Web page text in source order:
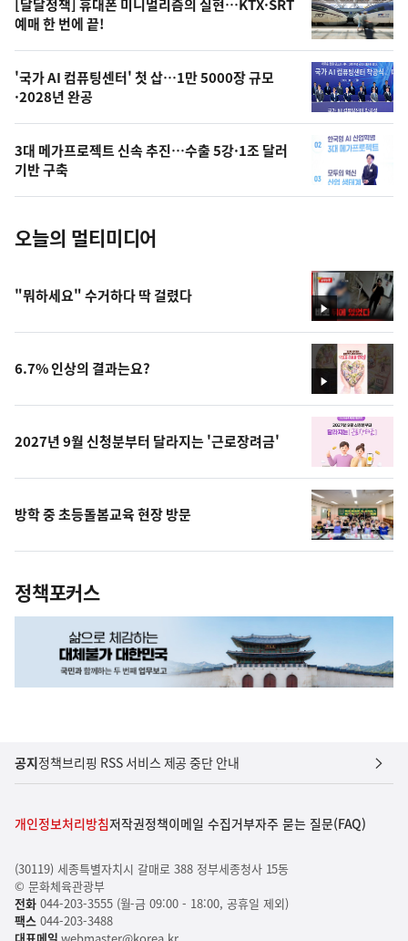
상
오
늘
사
진
[달달정책] 휴대폰 미니멀리즘의 실현…KTX·SRT
예매 한 번에 끝!
'국가 AI 컴퓨팅센터' 첫 삽…1만 5000장 규모
·2028년 완공
3대 메가프로젝트 신속 추진…수출 5강·1조 달러
기반 구축
오늘의 멀티미디어
영
상
"뭐하세요" 수거하다 딱 걸렸다
영
상
6.7% 인상의 결과는요?
2027년 9월 신청분부터 달라지는 '근로장려금'
방학 중 초등돌봄교육 현장 방문
정책포커스
공지정책브리핑 RSS 서비스 제공 중단 안내
개인정보처리방침저작권정책이메일 수집거부자주 묻는 질문(FAQ)
(30119) 세종특별자치시 갈매로 388 정부세종청사 15동
© 문화체육관광부
전화044-203-3555 (월-금 09:00 - 18:00, 공휴일 제외)
팩스044-203-3488